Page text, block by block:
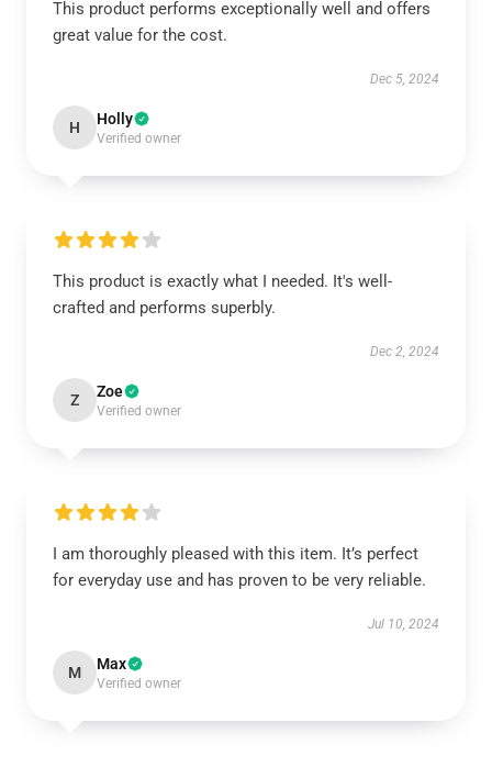
This product performs exceptionally well and offers
great value for the cost.
Dec 5, 2024
H Holly
Verified owner
This product is exactly what I needed. It's well-
crafted and performs superbly.
Dec 2, 2024
Z Zoe
Verified owner
I am thoroughly pleased with this item. It’s perfect
for everyday use and has proven to be very reliable.
Jul 10, 2024
M Max
Verified owner